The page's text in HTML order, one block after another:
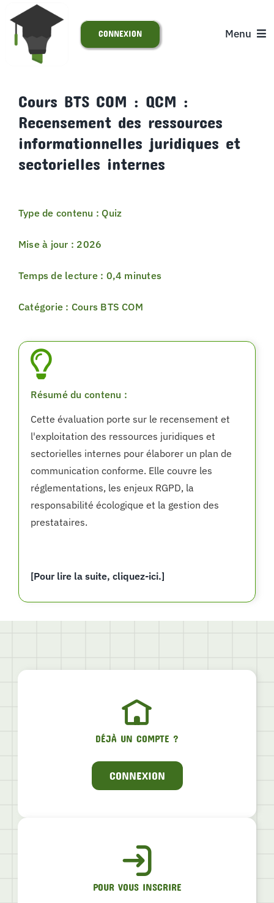
Passer
contenu
Menu
S’INSCRIRE
ACTUALITÉS
CONNEXION
Cours BTS COM : QCM :
Recensement des ressources
informationnelles juridiques et
sectorielles internes
Type de contenu : Quiz
Mise à jour : 2026
Temps de lecture : 0,4 minutes
Catégorie : Cours BTS COM
Résumé du contenu :
Cette évaluation porte sur le recensement et
l'exploitation des ressources juridiques et
sectorielles internes pour élaborer un plan de
communication conforme. Elle couvre les
réglementations, les enjeux RGPD, la
responsabilité écologique et la gestion des
prestataires.
[Pour lire la suite, cliquez-ici.]
DÉJÀ UN COMPTE ?
CONNEXION
POUR VOUS INSCRIRE